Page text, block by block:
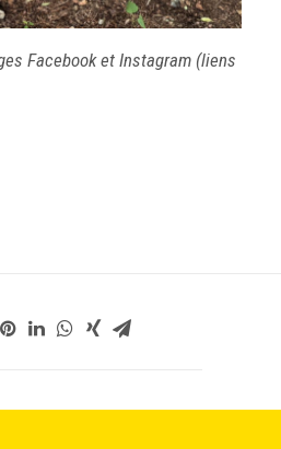
Facebooket Instagram (liens